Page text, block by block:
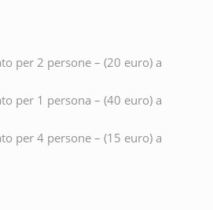
per 2 persone – (20 euro) a
per 1 persona – (40 euro) a
per 4 persone – (15 euro) a